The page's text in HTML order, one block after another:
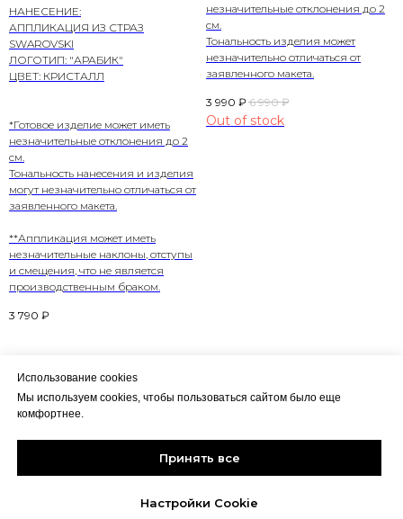
НАНЕСЕНИЕ:
АППЛИКАЦИЯ ИЗ СТРАЗ
SWAROVSKI
ЛОГОТИП: "АРАБИК"
ЦВЕТ: КРИСТАЛЛ
*Готовое изделие может иметь
незначительные отклонения до 2
см.
Тональность нанесения и изделия
могут незначительно отличаться от
заявленного макета.
**Аппликация может иметь
незначительные наклоны, отступы
и смещения, что не является
производственным браком.
3 790 ₽
незначительные отклонения до 2
см.
Тональность изделия может
незначительно отличаться от
заявленного макета.
3 990 ₽ 6 990 ₽
Out of stock
HALIKY
Контакты
Политика конфиденциальности
Использование cookies
Мы используем cookies, чтобы пользоваться сайтом было еще
комфортнее.
Принять все
Настройки Cookie